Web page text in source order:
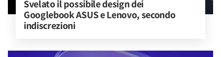
Svelato il possibile design dei
Googlebook ASUS e Lenovo, secondo
indiscrezioni